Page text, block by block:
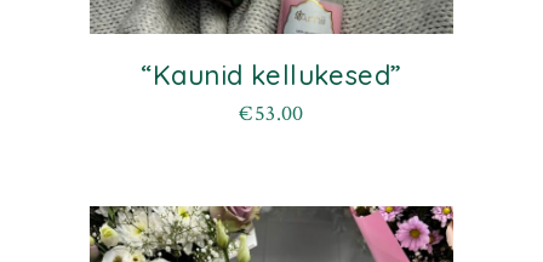
“Kaunid kellukesed”
€53.00